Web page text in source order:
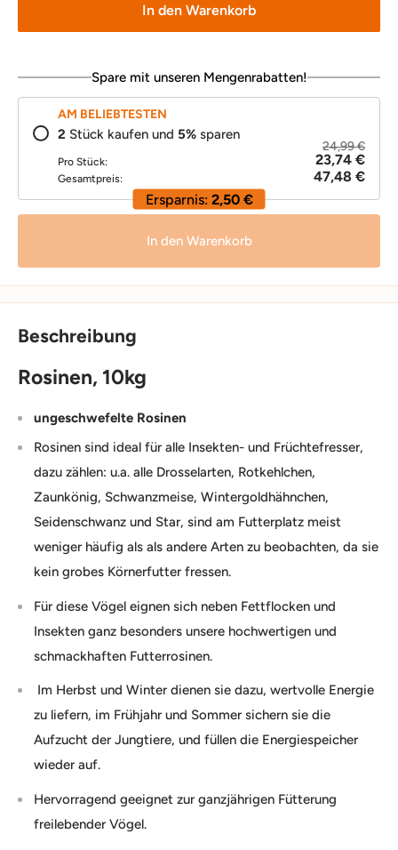
In den Warenkorb
Spare mit unseren Mengenrabatten!
AM BELIEBTESTEN
2 Stück kaufen und 5% sparen
Pro Stück:
24,99 €
23,74 €
Gesamtpreis:
47,48 €
Ersparnis: 2,50 €
In den Warenkorb
Beschreibung
Rosinen, 10kg
ungeschwefelte Rosinen
Rosinen sind ideal für alle Insekten- und Früchtefresser,
dazu zählen: u.a. alle Drosselarten, Rotkehlchen,
Zaunkönig, Schwanzmeise, Wintergoldhähnchen,
Seidenschwanz und Star, sind am Futterplatz meist
weniger häufig als als andere Arten zu beobachten, da sie
kein grobes Körnerfutter fressen.
Für diese Vögel eignen sich neben Fettflocken und
Insekten ganz besonders unsere hochwertigen und
schmackhaften Futterrosinen.
Im Herbst und Winter dienen sie dazu, wertvolle Energie
zu liefern, im Frühjahr und Sommer sichern sie die
Aufzucht der Jungtiere, und füllen die Energiespeicher
wieder auf.
Hervorragend geeignet zur ganzjährigen Fütterung
freilebender Vögel.